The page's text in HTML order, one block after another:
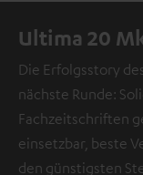
Ultima 20
Die Erfolgsstory
nächste Runde:
Fachzeitschriften
einsetzbar, beste
den günstigsten